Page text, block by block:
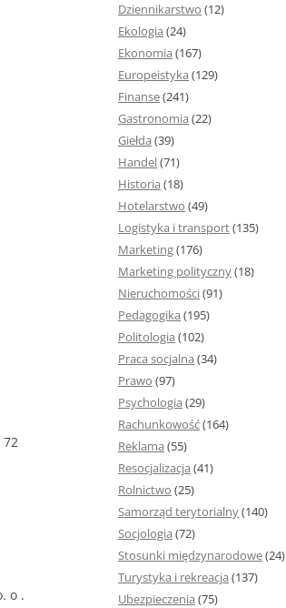
ESTETYKA PRACY DYPLOMOWEJ –
WYRÓŻNIENIA, NUMEROWANIE
CZCIONKA, MARGINESY I
WIELKOŚĆ STRON
STRUKTURA AKAPITU W PRACY
DYPLOMOWEJ
STYL PRACY DYPLOMOWEJ
SPIS TREŚCI W PRACY
DYPLOMOWEJ
WSTĘP PRACY DYPLOMOWEJ
ROZDZIAŁY I PODROZDZIAŁY
ZAKOŃCZENIE PRACY
DYPLOMOWEJ
BIBLIOGRAFIA
SPIS RYSUNKÓW, TABEL I
ZAŁĄCZNIKÓW
72
o .
Dziennikarstwo (12)
Ekologia (24)
Ekonomia (167)
Europeistyka (129)
Finanse(241)
Gastronomia (22)
Giełda (39)
Handel(71)
Historia (18)
Hotelarstwo (49)
Logistyka i transport(135)
Marketing(176)
Marketing polityczny(18)
Nieruchomości(91)
Pedagogika (195)
Politologia (102)
Praca socjalna (34)
Prawo (97)
Psychologia (29)
Rachunkowość(164)
Reklama (55)
Resocjalizacja (41)
Rolnictwo (25)
Samorząd terytorialny(140)
Socjologia (72)
Stosunki międzynarodowe(24)
Turystyka i rekreacja (137)
Ubezpieczenia (75)